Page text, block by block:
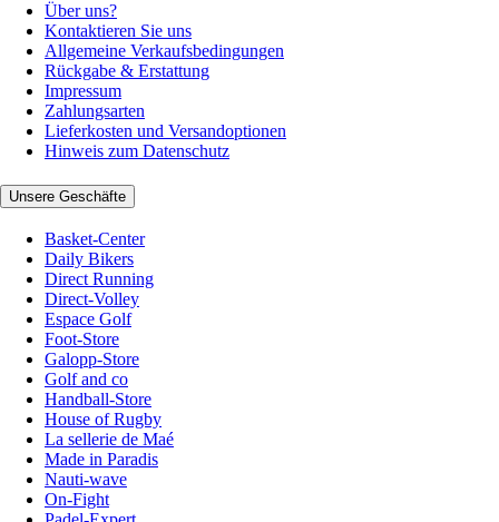
Über uns?
Kontaktieren Sie uns
Allgemeine Verkaufsbedingungen
Rückgabe & Erstattung
Impressum
Zahlungsarten
Lieferkosten und Versandoptionen
Hinweis zum Datenschutz
Unsere Geschäfte
Basket-Center
Daily Bikers
Direct Running
Direct-Volley
Espace Golf
Foot-Store
Galopp-Store
Golf and co
Handball-Store
House of Rugby
La sellerie de Maé
Made in Paradis
Nauti-wave
On-Fight